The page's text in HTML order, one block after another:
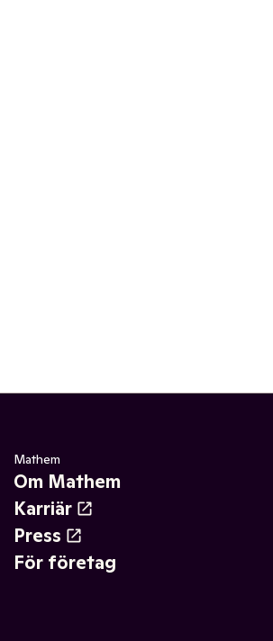
Mathem
Om Mathem
Karriär
Press
För företag